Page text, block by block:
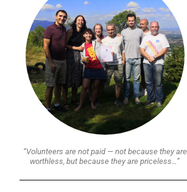
“Volunteers are not paid — not because they are
worthless, but because they are priceless…”